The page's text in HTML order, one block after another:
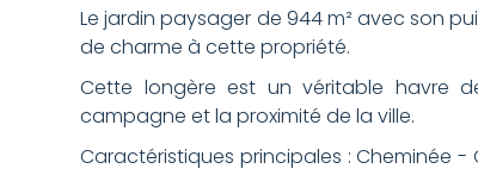
Le jardin paysager de 944 m² avec son
de charme à cette propriété.
Cette longère est un véritable havre
campagne et la proximité de la ville.
Caractéristiques principales : Cheminée